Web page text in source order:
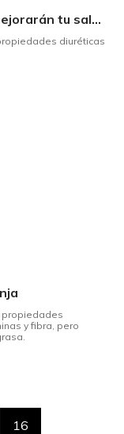
Los beneficios de la papaya que mejorarán tu salud
diuréticas
propiedades
y fibra, pero
16